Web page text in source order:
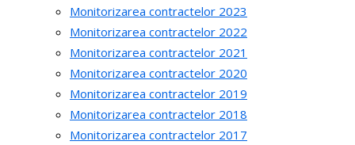
Monitorizarea contractelor 2023
Monitorizarea contractelor 2022
Monitorizarea contractelor 2021
Monitorizarea contractelor 2020
Monitorizarea contractelor 2019
Monitorizarea contractelor 2018
Monitorizarea contractelor 2017